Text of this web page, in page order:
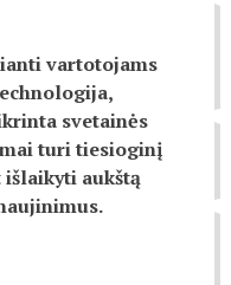
vartotojams
svetainės
turi tiesioginį
aukštą